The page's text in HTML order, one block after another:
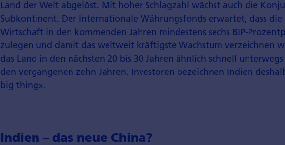
Land der Welt abgelöst. Mit hoher Schlagzahl wächst auch die
Sub­kontinent. Der Internationale Währungsfonds erwartet, dass die
Wirtschaft in den kommenden Jahren mindestens sechs BIP-
zulegen und damit das weltweit kräftigste Wachstum verzeichnen
das Land in den nächsten 20 bis 30 Jahren ähnlich schnell
den vergangenen zehn Jahren. Investoren bezeichnen Indien
big thing».
Indien – das neue China?